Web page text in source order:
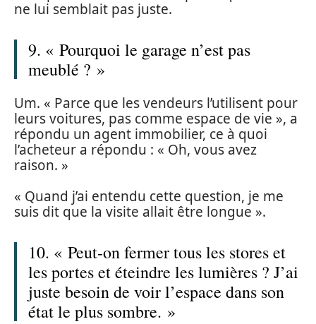
ne lui semblait pas juste.
9. « Pourquoi le garage n’est pas
meublé ? »
Um. « Parce que les vendeurs l’utilisent pour
leurs voitures, pas comme espace de vie », a
répondu un agent immobilier, ce à quoi
l’acheteur a répondu : « Oh, vous avez
raison. »
« Quand j’ai entendu cette question, je me
suis dit que la visite allait être longue ».
10. « Peut-on fermer tous les stores et
les portes et éteindre les lumières ? J’ai
juste besoin de voir l’espace dans son
état le plus sombre. »